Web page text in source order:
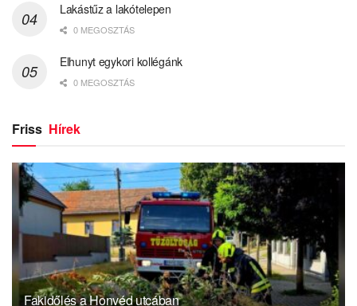
Lakástűz a lakótelepen
0 MEGOSZTÁS
Elhunyt egykori kollégánk
0 MEGOSZTÁS
Friss Hírek
Fakidőlés a Honvéd utcában